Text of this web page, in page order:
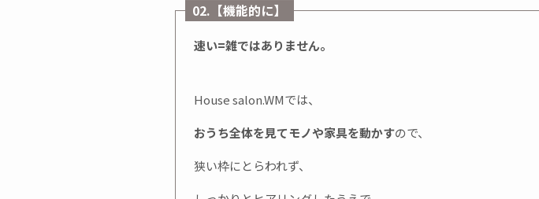
02.【機能的に】
速い=雑ではありません。
House salon.WMでは、
おうち全体を見てモノや家具を動かすので、
狭い枠にとらわれず、